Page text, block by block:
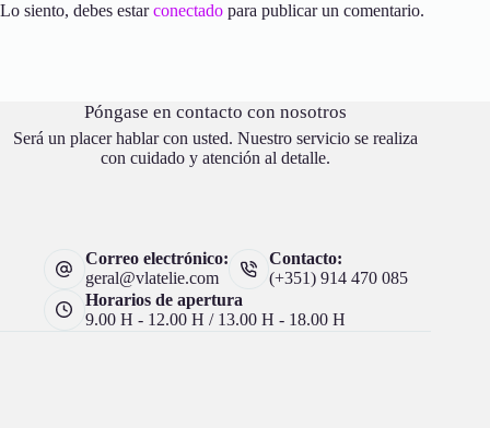
Lo siento, debes estarconectado para publicar un comentario.
Póngase en contacto con nosotros
Será un placer hablar con usted. Nuestro servicio se realiza
con cuidado y atención al detalle.
Correo electrónico:
geral@vlatelie.com
Contacto:
(+351) 914 470 085
Horarios de apertura
9.00 H - 12.00 H / 13.00 H - 18.00 H